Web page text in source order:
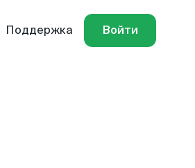
Поддержка Войти